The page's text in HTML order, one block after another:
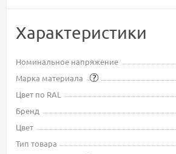
Характеристики
Номинальное напряжение
Марка материала
Цвет по RAL
Бренд
Цвет
Тип товара